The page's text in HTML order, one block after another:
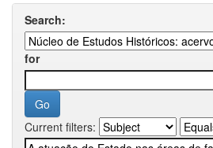
Search:
for
Current filters: